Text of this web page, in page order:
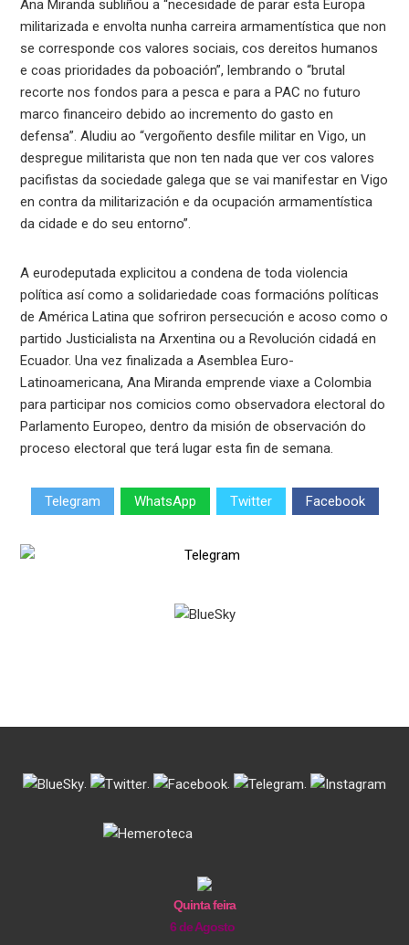
Ana Miranda subliñou a “necesidade de parar esta Europa
militarizada e envolta nunha carreira armamentística que non
se corresponde cos valores sociais, cos dereitos humanos
e coas prioridades da poboación”, lembrando o “brutal
recorte nos fondos para a pesca e para a PAC no futuro
marco financeiro debido ao incremento do gasto en
defensa”. Aludiu ao “vergoñento desfile militar en Vigo, un
despregue militarista que non ten nada que ver cos valores
pacifistas da sociedade galega que se vai manifestar en Vigo
en contra da militarización e da ocupación armamentística
da cidade e do seu entorno”.
A eurodeputada explicitou a condena de toda violencia
política así como a solidariedade coas formacións políticas
de América Latina que sofriron persecución e acoso como o
partido Justicialista na Arxentina ou a Revolución cidadá en
Ecuador. Una vez finalizada a Asemblea Euro-
Latinoamericana, Ana Miranda emprende viaxe a Colombia
para participar nos comicios como observadora electoral do
Parlamento Europeo, dentro da misión de observación do
proceso electoral que terá lugar esta fin de semana.
Telegram WhatsApp Twitter Facebook
. . . .
Quinta feira
6 de Agosto